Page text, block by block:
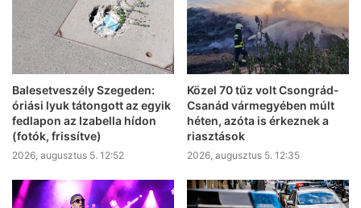
Balesetveszély Szegeden:
óriási lyuk tátongott az egyik
fedlapon az Izabella hídon
(fotók, frissítve)
2026, augusztus 5. 12:52
Közel 70 tűz volt Csongrád-
Csanád vármegyében múlt
héten, azóta is érkeznek a
riasztások
2026, augusztus 5. 12:35